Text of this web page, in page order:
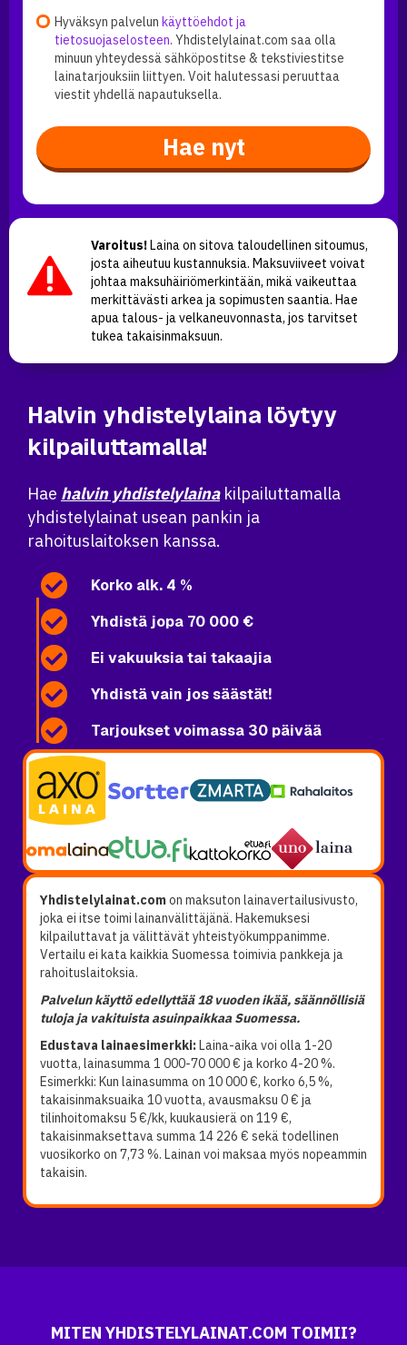
Halvin yhdistelylaina löytyy
kilpailuttamalla!
Hae halvin yhdistelylainakilpailuttamalla
yhdistelylainat usean pankin ja
rahoituslaitoksen kanssa.
Korko alk. 4 %
Yhdistä jopa 70 000 €
Ei vakuuksia tai takaajia
Yhdistä vain jos säästät!
Tarjoukset voimassa 30 päivää
Yhdistelylainat.comon maksuton lainavertailusivusto,
joka ei itse toimi lainanvälittäjänä. Hakemuksesi
kilpailuttavat ja välittävät yhteistyökumppanimme.
Vertailu ei kata kaikkia Suomessa toimivia pankkeja ja
rahoituslaitoksia.
Palvelun käyttö edellyttää 18 vuoden ikää, säännöllisiä
tuloja ja vakituista asuinpaikkaa Suomessa.
Edustava lainaesimerkki:Laina-aika voi olla 1-20
vuotta, lainasumma 1 000-70 000 € ja korko 4-20 %.
Esimerkki: Kun lainasumma on 10 000 €, korko 6,5 %,
takaisinmaksuaika 10 vuotta, avausmaksu 0 € ja
tilinhoitomaksu 5 €/kk, kuukausierä on 119 €,
takaisinmaksettava summa 14 226 € sekä todellinen
vuosikorko on 7,73 %. Lainan voi maksaa myös nopeammin
takaisin.
l
a
n
d
+
5
Hyväksyn palvelun käyttöehdot ja
tietosuojaselosteen. Yhdistelylainat.com saa olla
minuun yhteydessä sähköpostitse & tekstiviestitse
lainatarjouksiin liittyen. Voit halutessasi peruuttaa
viestit yhdellä napautuksella.
Hae nyt
Varoitus!Laina on sitova taloudellinen sitoumus,
josta aiheutuu kustannuksia. Maksuviiveet voivat
johtaa maksuhäiriömerkintään, mikä vaikeuttaa
merkittävästi arkea ja sopimusten saantia. Hae
apua talous- ja velkaneuvonnasta, jos tarvitset
tukea takaisinmaksuun.
MITEN YHDISTELYLAINAT.COM TOIMII?